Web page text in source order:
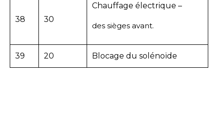
38 30
Chauffage électrique –
des sièges avant.
39 20 Blocage du solénoïde